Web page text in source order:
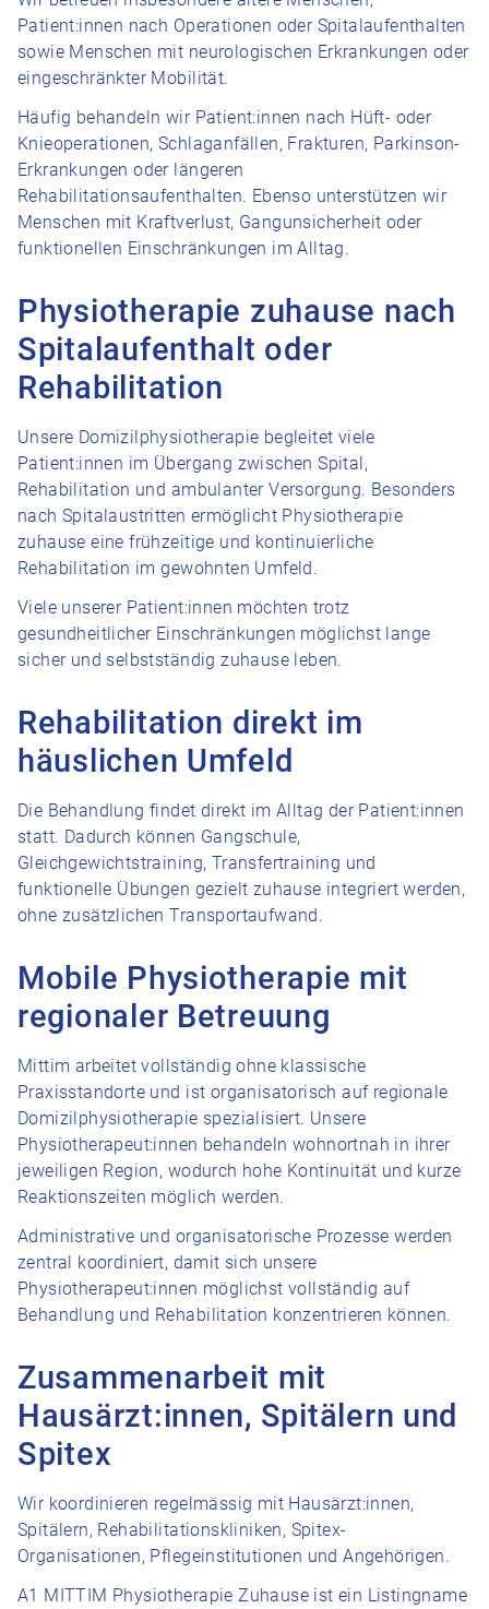
Patient:innen nach Operationen oder Spitalaufenthalten
sowie Menschen mit neurologischen Erkrankungen oder
eingeschränkter Mobilität.
Häufig behandeln wir Patient:innen nach Hüft- oder
Knieoperationen, Schlaganfällen, Frakturen, Parkinson-
Erkrankungen oder längeren
Rehabilitationsaufenthalten. Ebenso unterstützen wir
Menschen mit Kraftverlust, Gangunsicherheit oder
funktionellen Einschränkungen im Alltag.
Physiotherapie zuhause nach
Spitalaufenthalt oder
Rehabilitation
Unsere Domizilphysiotherapie begleitet viele
Patient:innen im Übergang zwischen Spital,
Rehabilitation und ambulanter Versorgung. Besonders
nach Spitalaustritten ermöglicht Physiotherapie
zuhause eine frühzeitige und kontinuierliche
Rehabilitation im gewohnten Umfeld.
Viele unserer Patient:innen möchten trotz
gesundheitlicher Einschränkungen möglichst lange
sicher und selbstständig zuhause leben.
Rehabilitation direkt im
häuslichen Umfeld
Die Behandlung findet direkt im Alltag der Patient:innen
statt. Dadurch können Gangschule,
Gleichgewichtstraining, Transfertraining und
funktionelle Übungen gezielt zuhause integriert werden,
ohne zusätzlichen Transportaufwand.
Mobile Physiotherapie mit
regionaler Betreuung
Mittim arbeitet vollständig ohne klassische
Praxisstandorte und ist organisatorisch auf regionale
Domizilphysiotherapie spezialisiert. Unsere
Physiotherapeut:innen behandeln wohnortnah in ihrer
jeweiligen Region, wodurch hohe Kontinuität und kurze
Reaktionszeiten möglich werden.
Administrative und organisatorische Prozesse werden
zentral koordiniert, damit sich unsere
Physiotherapeut:innen möglichst vollständig auf
Behandlung und Rehabilitation konzentrieren können.
Zusammenarbeit mit
Hausärzt:innen, Spitälern und
Spitex
Wir koordinieren regelmässig mit Hausärzt:innen,
Spitälern, Rehabilitationskliniken, Spitex-
Organisationen, Pflegeinstitutionen und Angehörigen.
A1 MITTIM Physiotherapie Zuhause ist ein Listingname